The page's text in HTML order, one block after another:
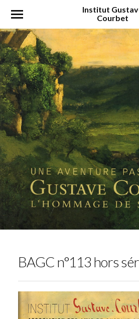
Institut
Courbet
BAGC n°113 hors